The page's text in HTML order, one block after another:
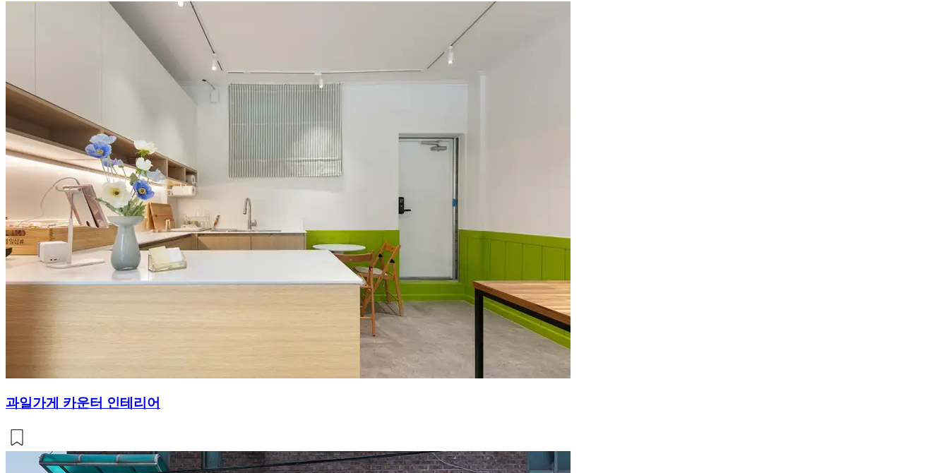
과일가게 카운터 인테리어